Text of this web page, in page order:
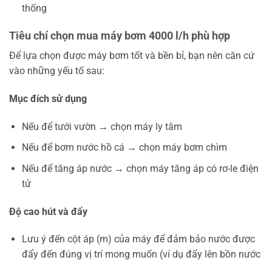
thống
Tiêu chí chọn mua máy bơm 4000 l/h phù hợp
Để lựa chọn được máy bơm tốt và bền bỉ, bạn nên căn cứ
vào những yếu tố sau:
Mục đích sử dụng
Nếu để tưới vườn → chọn máy ly tâm
Nếu để bơm nước hồ cá → chọn máy bơm chìm
Nếu để tăng áp nước → chọn máy tăng áp có rơ-le điện
tử
Độ cao hút và đẩy
Lưu ý đến cột áp (m) của máy để đảm bảo nước được
đẩy đến đúng vị trí mong muốn (ví dụ đẩy lên bồn nước